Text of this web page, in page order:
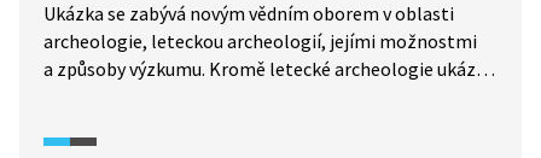
Ukázka se zabývá novým vědním oborem v oblasti
archeologie, leteckou archeologií, jejími možnostmi
a způsoby výzkumu. Kromě letecké archeologie ukázka